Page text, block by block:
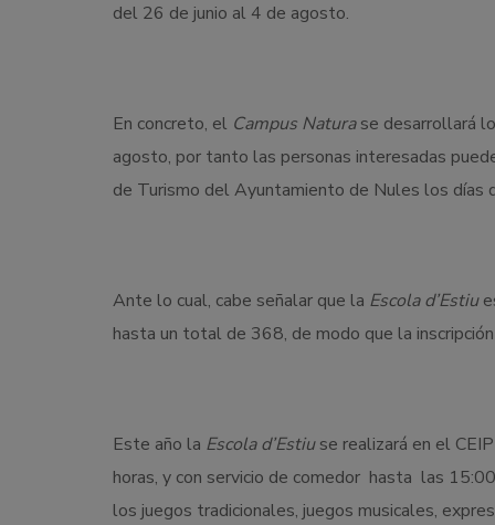
del 26 de junio al 4 de agosto.
En concreto, el Campus Naturase desarrollará
agosto, por tanto las personas interesadas
de Turismo del Ayuntamiento de Nules los días
Ante lo cual, cabe señalar que la Escola d’Estiu
hasta un total de 368, de modo que la
Este año la Escola d’Estiuse realizará en el CEIP
horas, y con servicio de comedor hasta las
los juegos tradicionales, juegos musicales,